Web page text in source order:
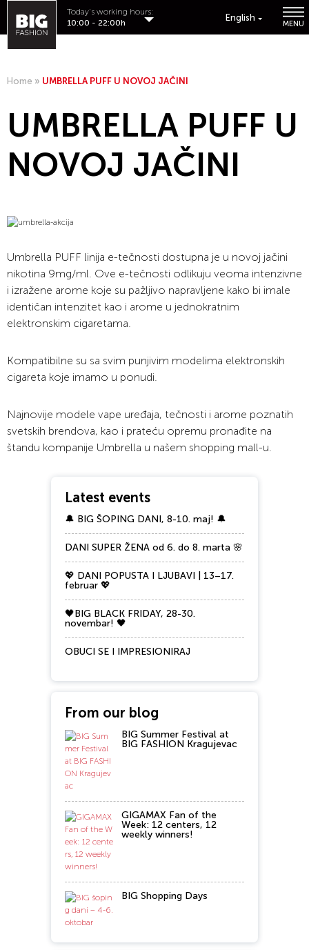
English
MENU
Today's working hours:
10:00 - 22:00h
Home » UMBRELLA PUFF U NOVOJ JAČINI
UMBRELLA PUFF U
NOVOJ JAČINI
Umbrella PUFF linija e-tečnosti dostupna je u novoj jačini
nikotina 9mg/ml. Ove e-tečnosti odlikuju veoma intenzivne
i izražene arome koje su pažljivo napravljene kako bi imale
identičan intenzitet kao i arome u jednokratnim
elektronskim cigaretama.
Kompatibilne su sa svim punjivim modelima elektronskih
cigareta koje imamo u ponudi.
Najnovije modele vape uređaja, tečnosti i arome poznatih
svetskih brendova, kao i prateću opremu pronađite na
štandu kompanije Umbrella u našem shopping mall-u.
Latest events
🔔 BIG ŠOPING DANI, 8-10. maj! 🔔
DANI SUPER ŽENA od 6. do 8. marta 🌸
💖 DANI POPUSTA I LJUBAVI | 13–17.
februar 💖
🖤BIG BLACK FRIDAY, 28-30.
novembar! 🖤
OBUCI SE I IMPRESIONIRAJ
From our blog
BIG Summer Festival at
BIG FASHION Kragujevac
GIGAMAX Fan of the
Week: 12 centers, 12
weekly winners!
BIG Shopping Days